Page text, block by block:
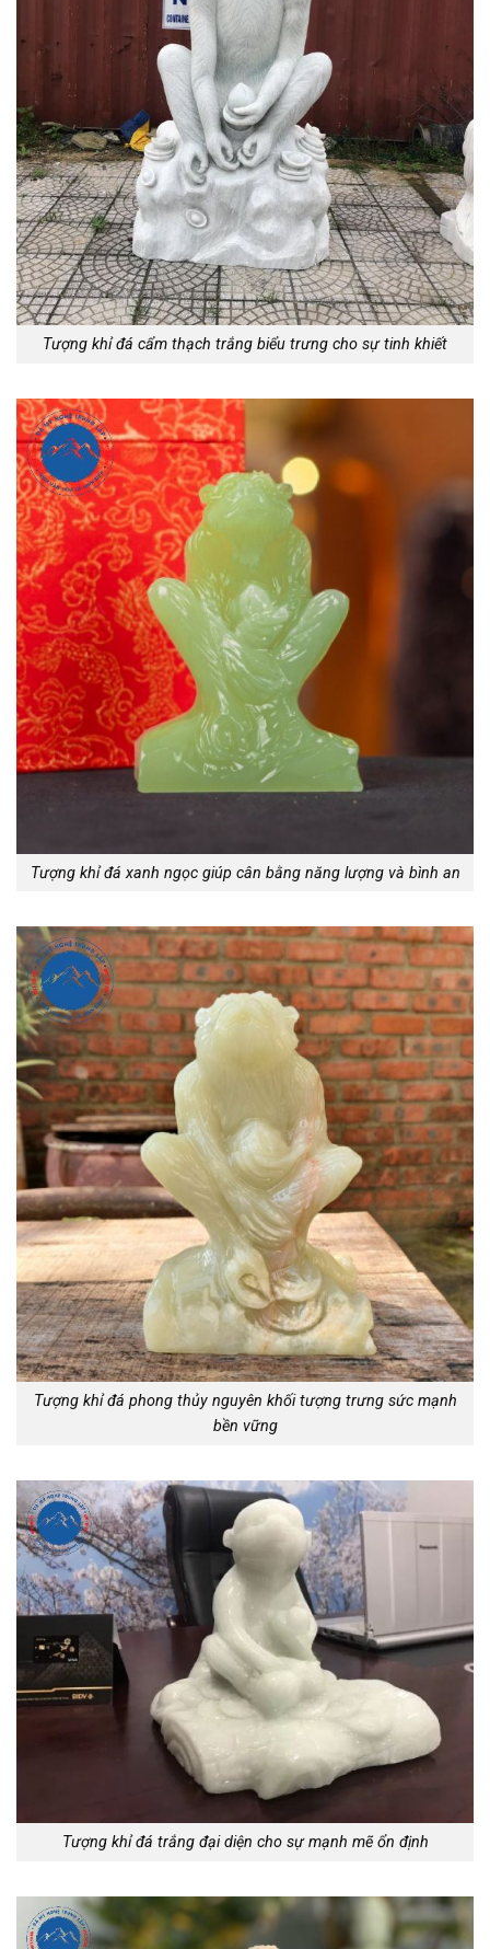
Tượng khỉ đá cẩm thạch trắng biểu trưng cho sự tinh khiết
Tượng khỉ đá xanh ngọc giúp cân bằng năng lượng và bình an
Tượng khỉ đá phong thủy nguyên khối tượng trưng sức mạnh
bền vững
Tượng khỉ đá trắng đại diện cho sự mạnh mẽ ổn định